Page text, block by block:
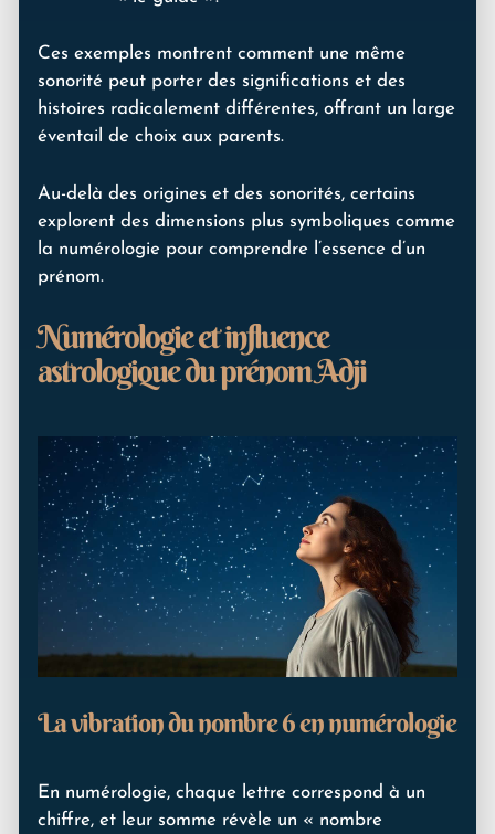
Ces exemples montrent comment une même
sonorité peut porter des significations et des
histoires radicalement différentes, offrant un large
éventail de choix aux parents.
Au-delà des origines et des sonorités, certains
explorent des dimensions plus symboliques comme
la numérologie pour comprendre l’essence d’un
prénom.
Numérologie et influence
astrologique du prénom Adji
La vibration du nombre 6 en numérologie
En numérologie, chaque lettre correspond à un
chiffre, et leur somme révèle un « nombre